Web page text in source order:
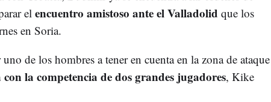
el encuentro amistoso ante el Valladolid que los
en Soria.
de los hombres a tener en cuenta en la zona de ataque
la competencia de dos grandes jugadores, Kike